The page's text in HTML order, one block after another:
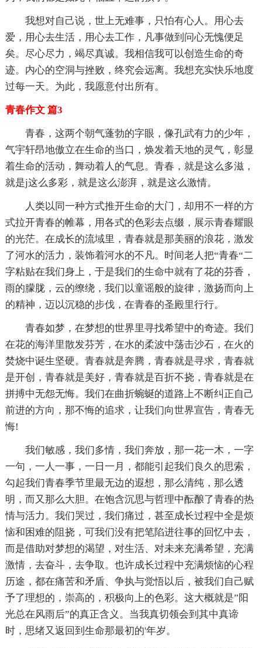
我想对自己说，世上无难事，只怕有心人。用心去
爱，用心去生活，用心去工作，凡事做到问心无愧便足
矣。尽心尽力，竭尽真诚。我相信我可以创造生命的奇
迹。内心的空洞与挫败，终究会远离。我想充实快乐地度
过每一天。为此，我愿意付出所有。
青春作文 篇3
青春，这两个朝气蓬勃的字眼，像孔武有力的少年，
气宇轩昂地傲立在生命的当口，焕发着天地的灵气，彰显
着生命的活动，舞动着人的气息。青春，就是这么多滋，
就是j这么多彩，就是这么澎湃，就是这么激情。
人类以同一种方式推开生命的大门，却用不一样的方
式拉开青春的帷幕，用各式的色彩去点缀，展示青春耀眼
的光茫。在成长的流域里，青春就是那美丽的浪花，激发
了河水的活力，装饰着河水的不凡。时间老人把“青春“二
字粘贴在我们身上，于是我们的生命中就有了花的芬香，
雨的朦胧，云的缭绕，我们以童谣般的旋律，激扬而向上
的精神，迈以沉稳的步伐，在青春的圣殿里行行。
青春如梦，在梦想的世界里寻找希望中的奇迹。我们
在花的海洋里散发芬芳，在水的柔波中荡击沙石，在火的
焚烧中诞生坚硬。青春就是奔腾，青春就是寻求，青春就
是开创，青春就是美好，青春就是百折不挠，青春就是在
拼搏中无怨无悔。我们在曲折蜿蜒的道路上不断纠正自己
前进的方向，那不悔的追求，让我们向世界宣告，青春无
悔!
我们敏感，我们多情，我们奔放，那一花一木，一字
一句，一人一事，一日一月，都能引起我们良久的思索，
勾起我们青春季节里最无边的遐想，那么清纯，那么透
明，而又那么大胆。在饱含沉思与哲理中酝酿了青春的热
情与活力。我们哭过，我们痛过，甚至成长过程中全是烦
恼和困难的阻挠，可我们没有把笔陷进往事的回忆中去，
而是借助对梦想的渴望，对生活、对未来充满希望，充满
激情，去奋斗，去争取。也许成长过程中充满烦恼的心程
历途，都在痛苦和矛盾、争执与觉悟以后，被我们自己赋
予了理想的，崇高的，积极向上的色彩。这大概就是”阳
光总在风雨后”的真正含义。当我真切领会到其中真谛
时，思绪又返回到生命那最初的'年岁。